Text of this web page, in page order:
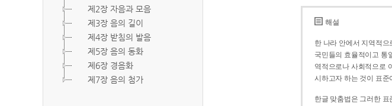
제2장 자음과 모음
제3장 음의 길이
제4장 받침의 발음
제5장 음의 동화
제6장 경음화
제7장 음의 첨가
해설
한 나라 안에서 지역적
국민들의 효율적이고 통
역적으로나 사회적으로
시하고자 하는 것이 표준
한글 맞춤법은 그러한